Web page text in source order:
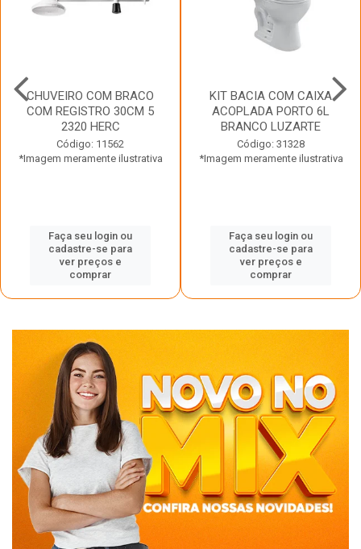
CHUVEIRO COM BRACO
COM REGISTRO 30CM 5
2320 HERC
Código: 11562
*Imagem meramente ilustrativa
Faça seu login ou
cadastre-se para
ver preços e
comprar
KIT BACIA COM CAIXA
ACOPLADA PORTO 6L
BRANCO LUZARTE
Código: 31328
*Imagem meramente ilustrativa
Faça seu login ou
cadastre-se para
ver preços e
comprar